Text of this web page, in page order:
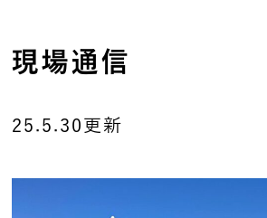
現場通信
25.5.30更新